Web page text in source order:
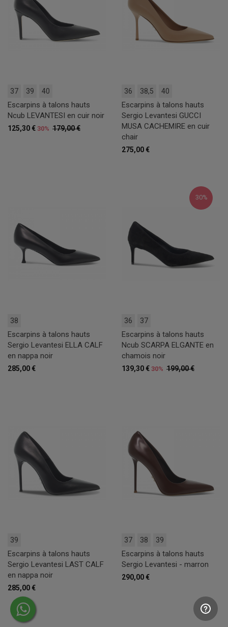
37 39 40
Escarpins à talons hauts
Ncub LEVANTESI en cuir noir
179,00 €
125,30 € 30%
36 38,5 40
Escarpins à talons hauts
Sergio Levantesi GUCCI
MUSA CACHEMIRE en cuir
chair
275,00 €
38
Escarpins à talons hauts
Sergio Levantesi ELLA CALF
en nappa noir
285,00 €
30%
36 37
Escarpins à talons hauts
Ncub SCARPA ELGANTE en
chamois noir
199,00 €
139,30 € 30%
39
Escarpins à talons hauts
Sergio Levantesi LAST CALF
en nappa noir
285,00 €
37 38 39
Escarpins à talons hauts
Sergio Levantesi - marron
290,00 €